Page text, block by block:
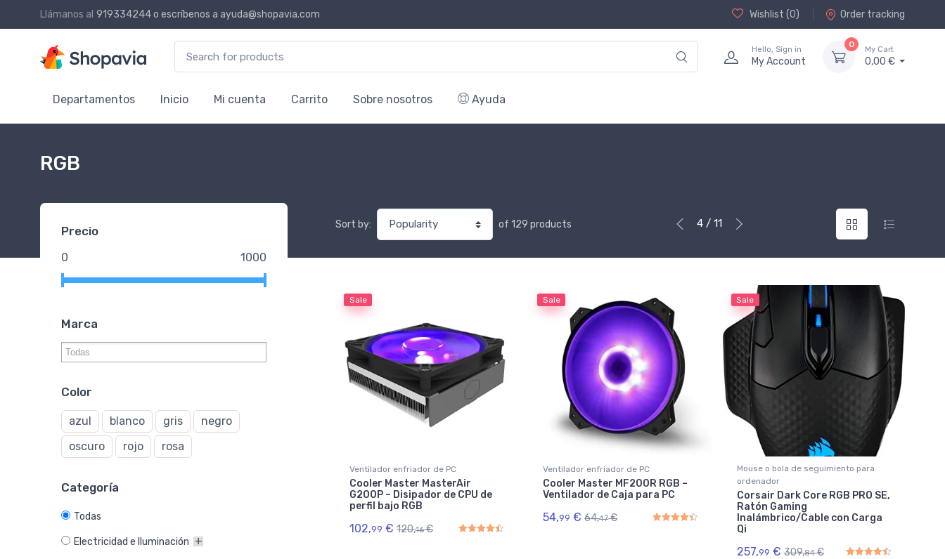
Llámanos al 919334244o escríbenos a ayuda@shopavia.com Wishlist (0) Order tracking
Hello, Sign in
My Account
0
My Cart
0,00 €
Departamentos Inicio Mi cuenta Carrito Sobre nosotros Ayuda
RGB
Sort by: of 129 products 4 / 11
Sale
Ventilador enfriador de PC
Cooler Master MasterAir
G200P – Disipador de CPU de
perfil bajo RGB
102,99 € 120,16 €
Sale
Ventilador enfriador de PC
Cooler Master MF200R RGB –
Ventilador de Caja para PC
54,99 € 64,47 €
Sale
Mouse o bola de seguimiento para
ordenador
Corsair Dark Core RGB PRO SE,
Ratón Gaming
Inalámbrico/Cable con Carga
Qi
257,99 € 309,84 €
Precio
0 1000
Marca
Color
azul blanco gris
negro
oscuro
rojo rosa
Categoría
Todas
Electricidad e Iluminación